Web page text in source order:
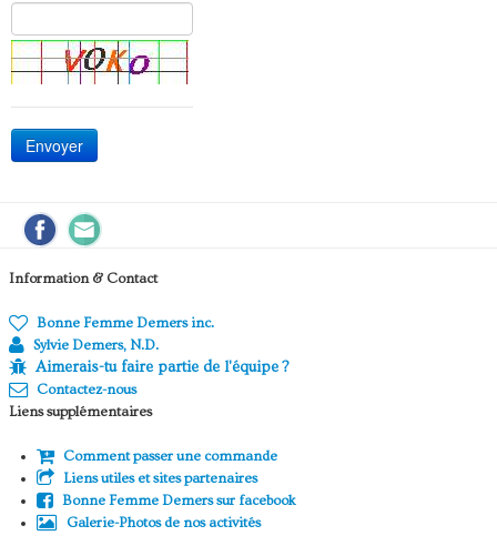
Envoyer
Information & Contact
Bonne Femme Demers inc.
Sylvie Demers, N.D.
Aimerais-tu faire partie de l'équipe ?
Contactez-nous
Liens supplémentaires
Comment passer une commande
Liens utiles et sites partenaires
Bonne Femme Demers sur facebook
Galerie-Photos de nos activités